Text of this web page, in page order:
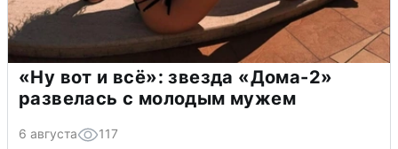
«Ну вот и всё»: звезда «Дома-2»
развелась с молодым мужем
6 августа 117